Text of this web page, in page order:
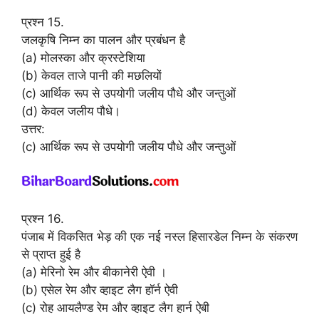
प्रश्न 15.
जलकृषि निम्न का पालन और प्रबंधन है
(a) मोलस्का और क्रस्टेशिया
(b) केवल ताजे पानी की मछलियों
(c) आर्थिक रूप से उपयोगी जलीय पौधे और जन्तुओं
(d) केवल जलीय पौधे।
उत्तर:
(c) आर्थिक रूप से उपयोगी जलीय पौधे और जन्तुओं
प्रश्न 16.
पंजाब में विकसित भेड़ की एक नई नस्ल हिसारडेल निम्न के संकरण
से प्राप्त हुई है
(a) मेरिनो रेम और बीकानेरी ऐवी ।
(b) एसेल रेम और व्हाइट लैग हॉर्न ऐवी
(c) रोह आयलैण्ड रेम और व्हाइट लैग हार्न ऐबी